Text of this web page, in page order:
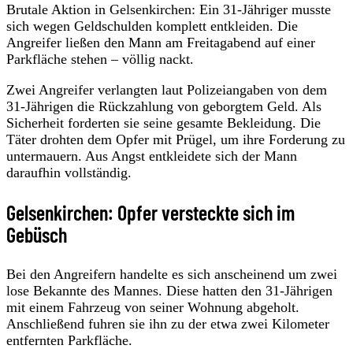
Brutale Aktion in Gelsenkirchen: Ein 31-Jähriger musste
sich wegen Geldschulden komplett entkleiden. Die
Angreifer ließen den Mann am Freitagabend auf einer
Parkfläche stehen – völlig nackt.
Zwei Angreifer verlangten laut Polizeiangaben von dem
31-Jährigen die Rückzahlung von geborgtem Geld. Als
Sicherheit forderten sie seine gesamte Bekleidung. Die
Täter drohten dem Opfer mit Prügel, um ihre Forderung zu
untermauern. Aus Angst entkleidete sich der Mann
daraufhin vollständig.
Gelsenkirchen: Opfer versteckte sich im
Gebüsch
Bei den Angreifern handelte es sich anscheinend um zwei
lose Bekannte des Mannes. Diese hatten den 31-Jährigen
mit einem Fahrzeug von seiner Wohnung abgeholt.
Anschließend fuhren sie ihn zu der etwa zwei Kilometer
entfernten Parkfläche.